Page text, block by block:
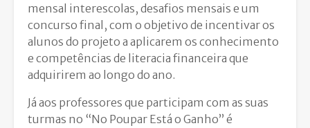
mensal interescolas, desafios mensais e um
concurso final, com o objetivo de incentivar os
alunos do projeto a aplicarem os conhecimento
e competências de literacia financeira que
adquirirem ao longo do ano.
Já aos professores que participam com as suas
turmas no “No Poupar Está o Ganho” é